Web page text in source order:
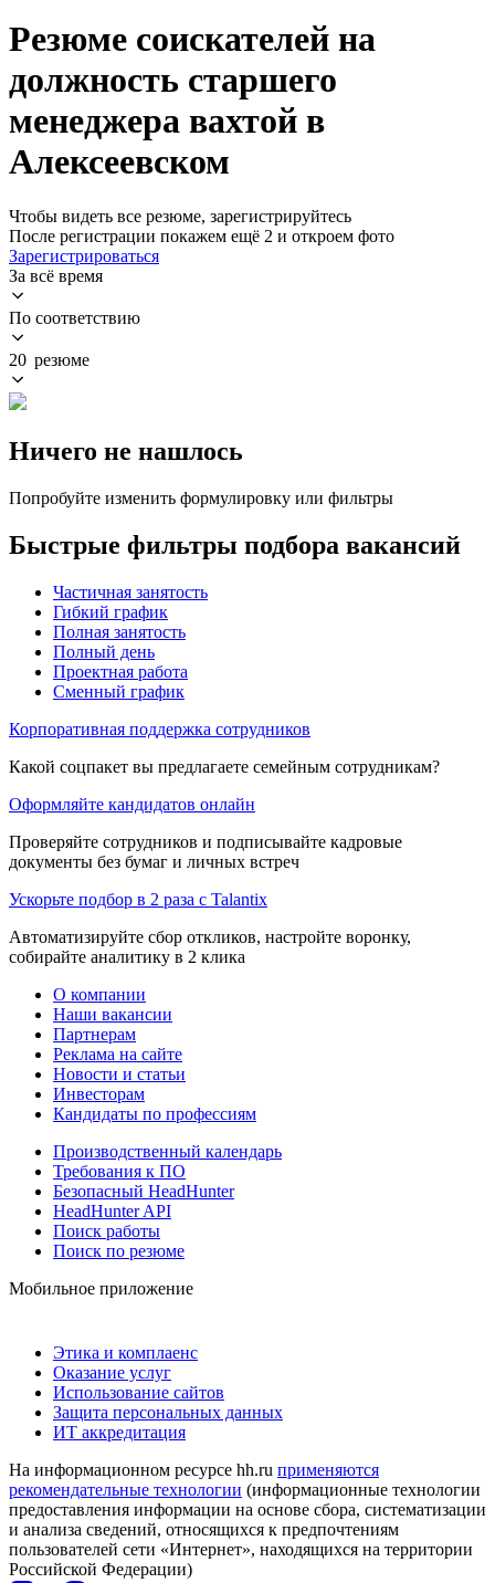
Резюме соискателей на
должность старшего
менеджера вахтой в
Алексеевском
Чтобы видеть все резюме, зарегистрируйтесь
После регистрации покажем ещё 2 и откроем фото
Зарегистрироваться
За всё время
По соответствию
20 резюме
Ничего не нашлось
Попробуйте изменить формулировку или фильтры
Быстрые фильтры подбора вакансий
Частичная занятость
Гибкий график
Полная занятость
Полный день
Проектная работа
Сменный график
Корпоративная поддержка сотрудников
Какой соцпакет вы предлагаете семейным сотрудникам?
Оформляйте кандидатов онлайн
Проверяйте сотрудников и подписывайте кадровые
документы без бумаг и личных встреч
Ускорьте подбор в 2 раза с Talantix
Автоматизируйте сбор откликов, настройте воронку,
собирайте аналитику в 2 клика
О компании
Наши вакансии
Партнерам
Реклама на сайте
Новости и статьи
Инвесторам
Кандидаты по профессиям
Производственный календарь
Требования к ПО
Безопасный HeadHunter
HeadHunter API
Поиск работы
Поиск по резюме
Мобильное приложение
Этика и комплаенс
Оказание услуг
Использование сайтов
Защита персональных данных
ИТ аккредитация
На информационном ресурсе hh.ru применяются
рекомендательные технологии (информационные технологии
предоставления информации на основе сбора, систематизации
и анализа сведений, относящихся к предпочтениям
пользователей сети «Интернет», находящихся на территории
Российской Федерации)